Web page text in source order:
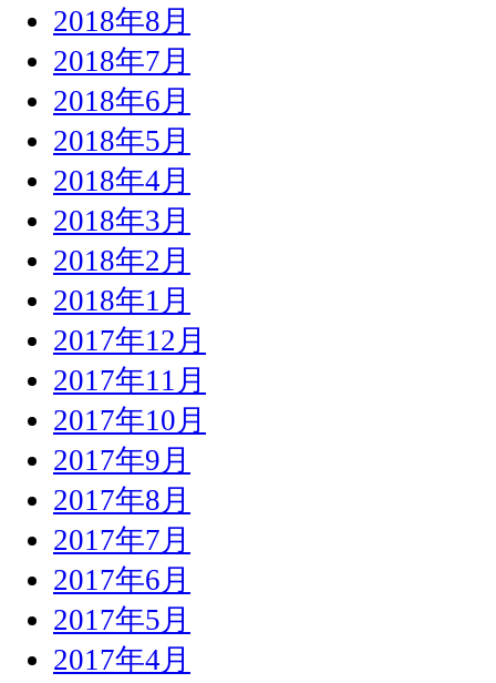
2018年8月
2018年7月
2018年6月
2018年5月
2018年4月
2018年3月
2018年2月
2018年1月
2017年12月
2017年11月
2017年10月
2017年9月
2017年8月
2017年7月
2017年6月
2017年5月
2017年4月